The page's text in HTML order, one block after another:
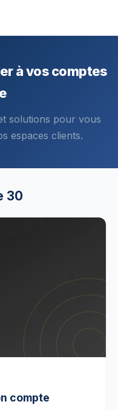
à vos comptes
solutions pour vous
espaces clients.
30
compte